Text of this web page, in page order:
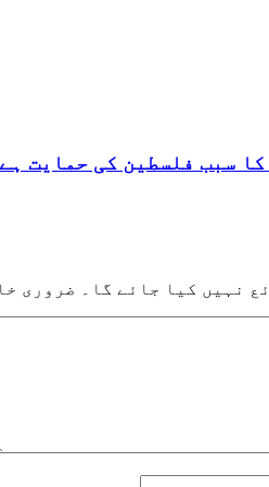
کا سبب فلسطین کی حمایت
نہیں کیا جائے گا۔ ضروری